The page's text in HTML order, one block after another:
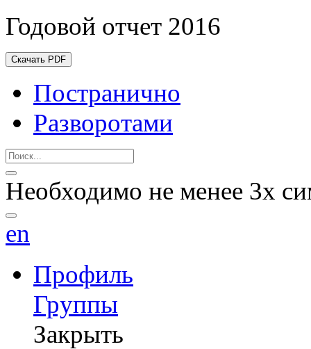
Годовой отчет 2016
Скачать PDF
Постранично
Разворотами
Необходимо не менее 3х
en
Профиль
Группы
Закрыть